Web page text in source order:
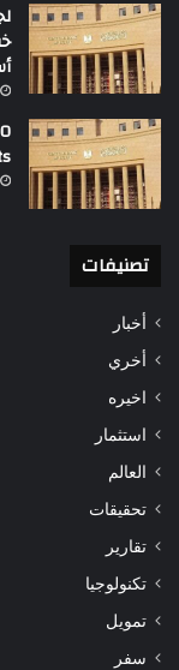
تصنيفات
أخبار
أخري
اخيره
استثمار
العالم
تحقيقات
تقارير
تكنولوجيا
تمويل
سفر